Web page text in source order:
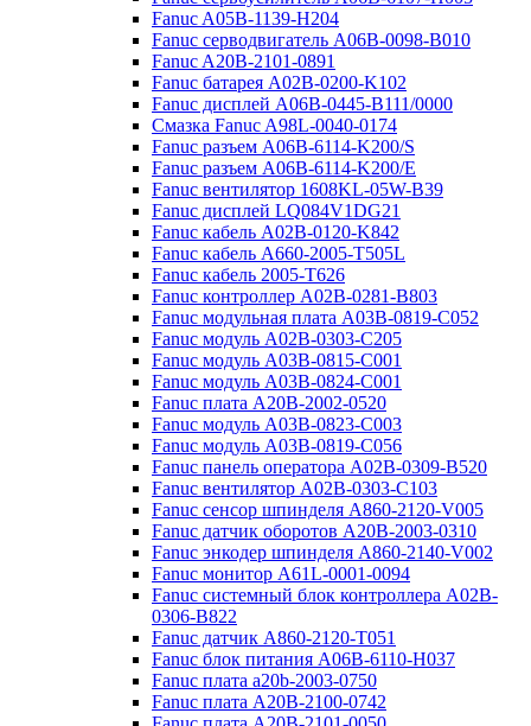
Fanuc A05B-1139-H204
Fanuc серводвигатель A06B-0098-B010
Fanuc A20B-2101-0891
Fanuc батарея A02B-0200-K102
Fanuc дисплей А06В-0445-В111/0000
Cмазка Fanuc A98L-0040-0174
Fanuc разъем A06B-6114-K200/S
Fanuc разъем A06B-6114-K200/E
Fanuc вентилятор 1608KL-05W-B39
Fanuc дисплей LQ084V1DG21
Fanuc кабель A02B-0120-K842
Fanuc кабель A660-2005-T505L
Fanuc кабель 2005-T626
Fanuc контроллер A02B-0281-B803
Fanuc модульная плата A03B-0819-C052
Fanuc модуль A02B-0303-C205
Fanuc модуль A03B-0815-C001
Fanuc модуль A03B-0824-C001
Fanuc плата A20B-2002-0520
Fanuc модуль A03B-0823-C003
Fanuc модуль A03B-0819-C056
Fanuc панель оператора A02B-0309-B520
Fanuc вентилятор A02B-0303-C103
Fanuc cенсор шпинделя A860-2120-V005
Fanuc датчик оборотов A20B-2003-0310
Fanuc энкодер шпинделя A860-2140-V002
Fanuc монитор A61L-0001-0094
Fanuc системный блок контроллера A02B-
0306-B822
Fanuc датчик A860-2120-T051
Fanuc блок питания A06B-6110-H037
Fanuc плата a20b-2003-0750
Fanuc плата A20B-2100-0742